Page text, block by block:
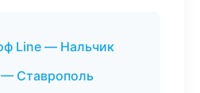
Line — Нальчик
Ставрополь